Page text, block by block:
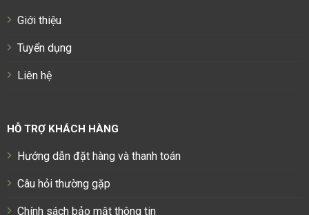
Giới thiệu
Tuyển dụng
Liên hệ
HỖ TRỢ KHÁCH HÀNG
Hướng dẫn đặt hàng và thanh toán
Câu hỏi thường gặp
Chính sách bảo mật thông tin